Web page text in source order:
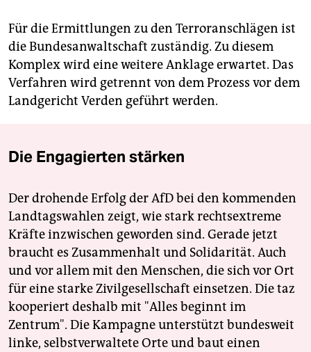
Für die Ermittlungen zu den Terroranschlägen ist
die Bundesanwaltschaft zuständig. Zu diesem
Komplex wird eine weitere Anklage erwartet. Das
Verfahren wird getrennt von dem Prozess vor dem
Landgericht Verden geführt werden.
Die Engagierten stärken
Der drohende Erfolg der AfD bei den kommenden
Landtagswahlen zeigt, wie stark rechtsextreme
Kräfte inzwischen geworden sind. Gerade jetzt
braucht es Zusammenhalt und Solidarität. Auch
und vor allem mit den Menschen, die sich vor Ort
für eine starke Zivilgesellschaft einsetzen. Die taz
kooperiert deshalb mit "Alles beginnt im
Zentrum". Die Kampagne unterstützt bundesweit
linke, selbstverwaltete Orte und baut einen